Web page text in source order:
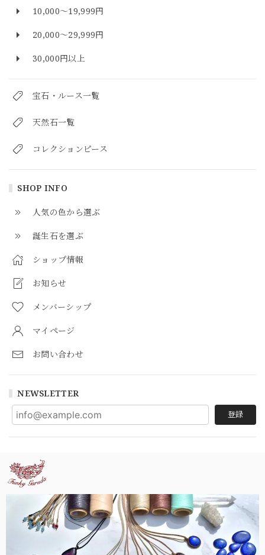
10,000～19,999円
20,000～29,999円
30,000円以上
宝石・ルース一覧
天然石一覧
コレクションピース
SHOP INFO
人気の色から選ぶ
誕生石を選ぶ
ショップ情報
お知らせ
メンバーシップ
マイページ
お問い合わせ
NEWSLETTER
登録